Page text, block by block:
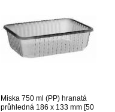
Miska 750 ml (PP) hranatá
průhledná 186 x 133 mm [50